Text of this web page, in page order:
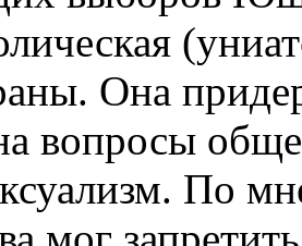
Она
вопросы
По